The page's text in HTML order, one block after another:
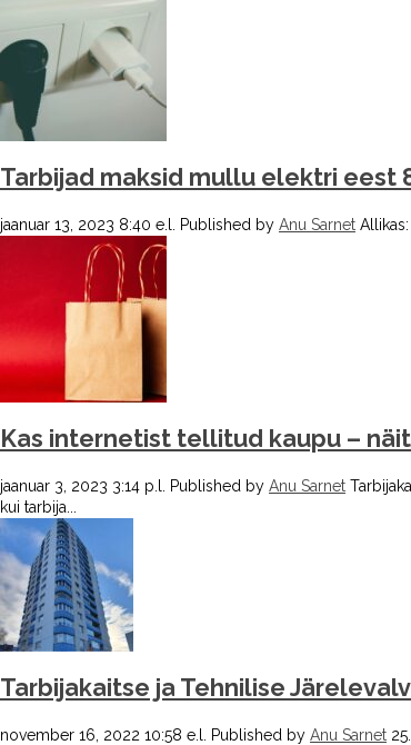
Tarbijad maksid mullu elektri eest
jaanuar 13, 2023 8:40 e.l. Published by Anu Sarnet
Kas internetist tellitud kaupu –
jaanuar 3, 2023 3:14 p.l. Published by Anu Sarnet
kui tarbija...
Tarbijakaitse ja Tehnilise
november 16, 2022 10:58 e.l. Published by Anu Sarnet